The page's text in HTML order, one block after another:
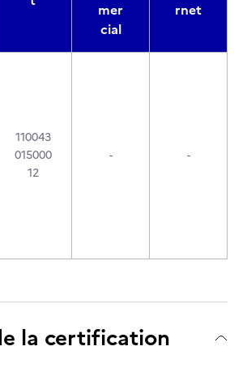
mer
cial
rnet
110043
015000
12
- -
la certification